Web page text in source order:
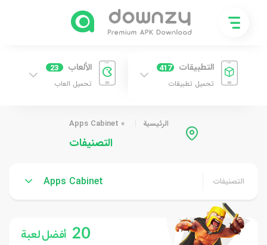
التطبيقات 417
تحميل تطبيقات
الألعاب 23
تحميل العاب
الرئيسية »
Apps Cabinet
التصنيفات
التصنيفات Apps Cabinet
20 أفضل لعبة